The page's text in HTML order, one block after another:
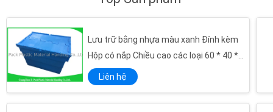
Lưu trữ bằng nhựa màu xanh Đính kèm
Hộp có nắp Chiều cao các loại 60 * 40 *
41,2cm
Liên hệ